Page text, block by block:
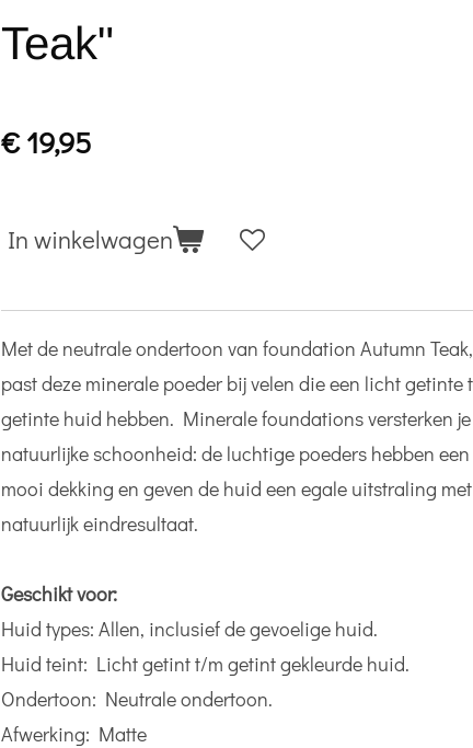
Teak"
€ 19,95
In winkelwagen
Met de neutrale ondertoon van foundation Autumn Teak,
past deze minerale poeder bij velen die een licht getinte
getinte huid hebben. Minerale foundations versterken je
natuurlijke schoonheid: de luchtige poeders hebben een
mooi dekking en geven de huid een egale uitstraling
natuurlijk eindresultaat.
Geschikt voor:
Huid types: Allen, inclusief de gevoelige huid.
Huid teint: Licht getint t/m getint gekleurde huid.
Ondertoon: Neutrale ondertoon.
Afwerking: Matte